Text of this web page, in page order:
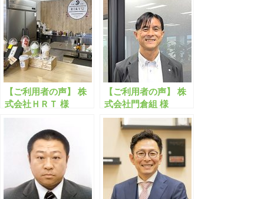
【ご利用者の声】 株
式会社ＨＲＴ 様
【ご利用者の声】 株
式会社門倉組 様